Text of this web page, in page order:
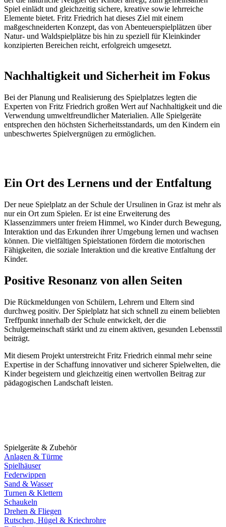
Spiel einlädt und gleichzeitig sichere, kreative sowie lehrreiche
Elemente bietet. Fritz Friedrich hat dieses Ziel mit einem
maßgeschneiderten Konzept, das von Abenteuerspielplätzen über
Natur- und Waldspielplätze bis hin zu speziell für Kleinkinder
konzipierten Bereichen reicht, erfolgreich umgesetzt.
Nachhaltigkeit und Sicherheit im Fokus
Bei der Planung und Realisierung des Spielplatzes legten die
Experten von Fritz Friedrich großen Wert auf Nachhaltigkeit und die
Verwendung umweltfreundlicher Materialien. Alle Spielgeräte
entsprechen den höchsten Sicherheitsstandards, um den Kindern ein
unbeschwertes Spielvergnügen zu ermöglichen.
Ein Ort des Lernens und der Entfaltung
Der neue Spielplatz an der Schule der Ursulinen in Graz ist mehr als
nur ein Ort zum Spielen. Er ist eine Erweiterung des
Klassenzimmers unter freiem Himmel, wo Kinder durch Bewegung,
Interaktion und das Erkunden ihrer Umgebung lernen und wachsen
können. Die vielfältigen Spielstationen fördern die motorischen
Fähigkeiten, die soziale Interaktion und die kreative Entfaltung der
Kinder.
Positive Resonanz von allen Seiten
Die Rückmeldungen von Schülern, Lehrern und Eltern sind
durchweg positiv. Der Spielplatz hat sich schnell zu einem beliebten
Treffpunkt innerhalb der Schule entwickelt, der die
Schulgemeinschaft stärkt und zu einem aktiven, gesunden Lebensstil
beiträgt.
Mit diesem Projekt unterstreicht Fritz Friedrich einmal mehr seine
Expertise in der Schaffung innovativer und sicherer Spielwelten, die
Kinder begeistern und gleichzeitig einen wertvollen Beitrag zur
pädagogischen Landschaft leisten.
Spielgeräte & Zubehör
Anlagen & Türme
Spielhäuser
Federwippen
Sand & Wasser
Turnen & Klettern
Schaukeln
Drehen & Fliegen
Rutschen, Hügel & Kriechrohre